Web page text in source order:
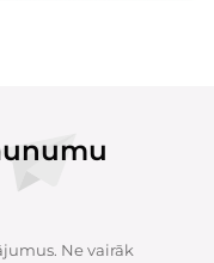
Ne vairāk